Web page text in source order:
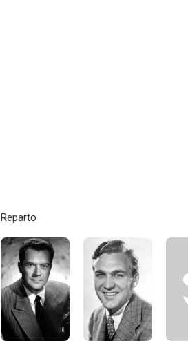
Reparto